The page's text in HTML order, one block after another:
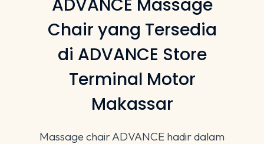
ADVANCE Massage
Chair yang Tersedia
di ADVANCE Store
Terminal Motor
Makassar
Massage chair ADVANCE hadir dalam